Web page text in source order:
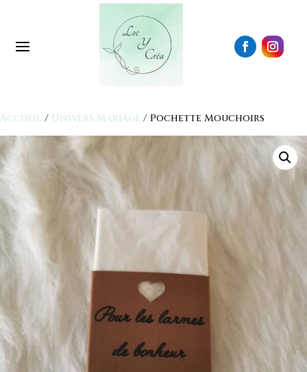
Accueil / Univers Mariage / Pochette Mouchoirs